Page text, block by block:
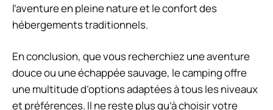
l’aventure en pleine nature et le confort des
hébergements traditionnels.
En conclusion, que vous recherchiez une aventure
douce ou une échappée sauvage, le camping offre
une multitude d’options adaptées à tous les niveaux
et préférences. Il ne reste plus qu’à choisir votre